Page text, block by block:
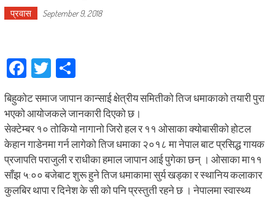
प्रवास September 9, 2018
Facebook
TwitterShare
बिहुकोट समाज जापान कान्साई क्षेत्रीय समितीको तिज धमाकाको तयारी पुरा
भएको आयोजकले जानकारी दिएको छ।
सेक्टेम्बर १० तोकियो नागानो जिरो हल र ११ ओसाका क्योबासीको होटल
केहान गाडेनमा गर्न लागेको तिज धमाका २०१८ मा नेपाल बाट प्रसिद्ध गायक
प्रजापति पराजुली र राधीका हमाल जापान आई पुगेका छन् । ओसाका मा११
साँझ ५:०० बजेबाट शुरू हुने तिज धमाकामा सुर्य खड्का र स्थानिय कलाकार
कुलबिर थापा र दिनेश के सी को पनि प्रस्तुती रहने छ । नेपालमा स्वास्थ्य